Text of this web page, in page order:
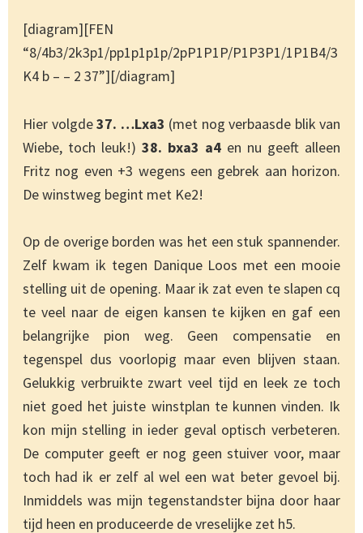
[diagram][FEN
“8/4b3/2k3p1/pp1p1p1p/2pP1P1P/P1P3P1/1P1B4/3
K4 b – – 2 37”][/diagram]
Hier volgde37. …Lxa3 (met nog verbaasde blik van
Wiebe, toch leuk!) 38. bxa3 a4 en nu geeft alleen
Fritz nog even +3 wegens een gebrek aan horizon.
De winstweg begint met Ke2!
Op de overige borden was het een stuk spannender.
Zelf kwam ik tegen Danique Loos met een mooie
stelling uit de opening. Maar ik zat even te slapen cq
te veel naar de eigen kansen te kijken en gaf een
belangrijke pion weg. Geen compensatie en
tegenspel dus voorlopig maar even blijven staan.
Gelukkig verbruikte zwart veel tijd en leek ze toch
niet goed het juiste winstplan te kunnen vinden. Ik
kon mijn stelling in ieder geval optisch verbeteren.
De computer geeft er nog geen stuiver voor, maar
toch had ik er zelf al wel een wat beter gevoel bij.
Inmiddels was mijn tegenstandster bijna door haar
tijd heen en produceerde de vreselijke zet h5.